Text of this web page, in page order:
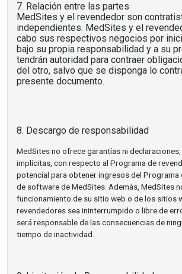
7. Relación entre las partes
MedSites y el revendedor son
independientes. MedSites y el
cabo sus respectivos negocios por
bajo su propia responsabilidad y a su
tendrán autoridad para contraer
del otro, salvo que se disponga lo
presente documento.
8. Descargo de responsabilidad
MedSites no ofrece garantías ni
implícitas, con respecto al Programa de
potencial para obtener ingresos del Programa
de software de MedSites. Además, MedSites
funcionamiento de su sitio web o de los sitios
revendedores sea ininterrumpido o libre de
será responsable de las consecuencias de
tiempo de inactividad.